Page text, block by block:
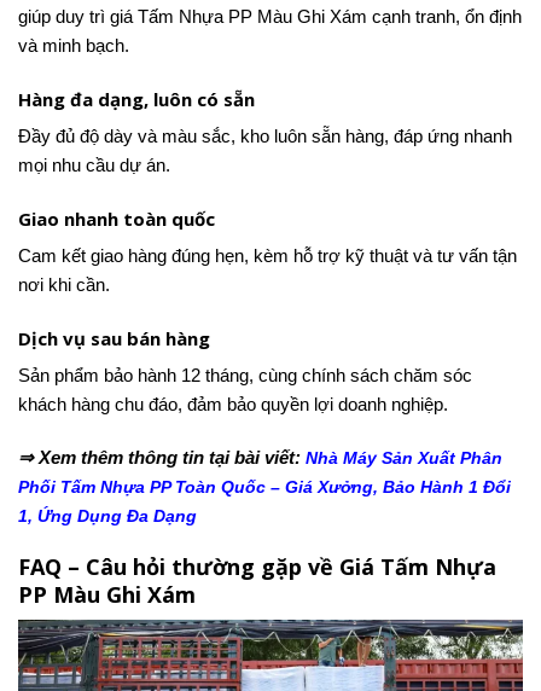
giúp duy trì giá Tấm Nhựa PP Màu Ghi Xám cạnh tranh, ổn định
và minh bạch.
Hàng đa dạng, luôn có sẵn
Đầy đủ độ dày và màu sắc, kho luôn sẵn hàng, đáp ứng nhanh
mọi nhu cầu dự án.
Giao nhanh toàn quốc
Cam kết giao hàng đúng hẹn, kèm hỗ trợ kỹ thuật và tư vấn tận
nơi khi cần.
Dịch vụ sau bán hàng
Sản phẩm bảo hành 12 tháng, cùng chính sách chăm sóc
khách hàng chu đáo, đảm bảo quyền lợi doanh nghiệp.
⇒ Xem thêm thông tin tại bài viết: Nhà Máy Sản Xuất Phân
Phối Tấm Nhựa PP Toàn Quốc – Giá Xưởng, Bảo Hành 1 Đổi
1, Ứng Dụng Đa Dạng
FAQ – Câu hỏi thường gặp về Giá Tấm Nhựa
PP Màu Ghi Xám